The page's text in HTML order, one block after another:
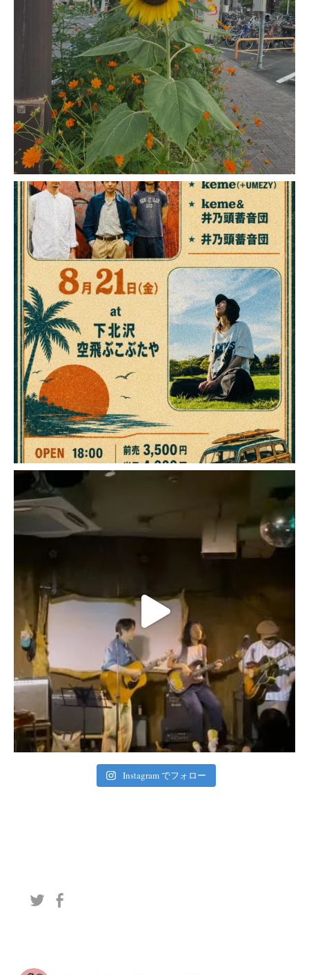
Instagram でフォロー